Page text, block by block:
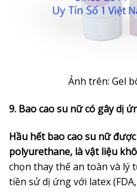
Ảnh trên: Gel
9. Bao cao su nữ có gây dị
Hầu hết bao cao su nữ
polyurethane, là vật liệu
chọn thay thế an toàn và lý
tiền sử dị ứng với latex (FDA,